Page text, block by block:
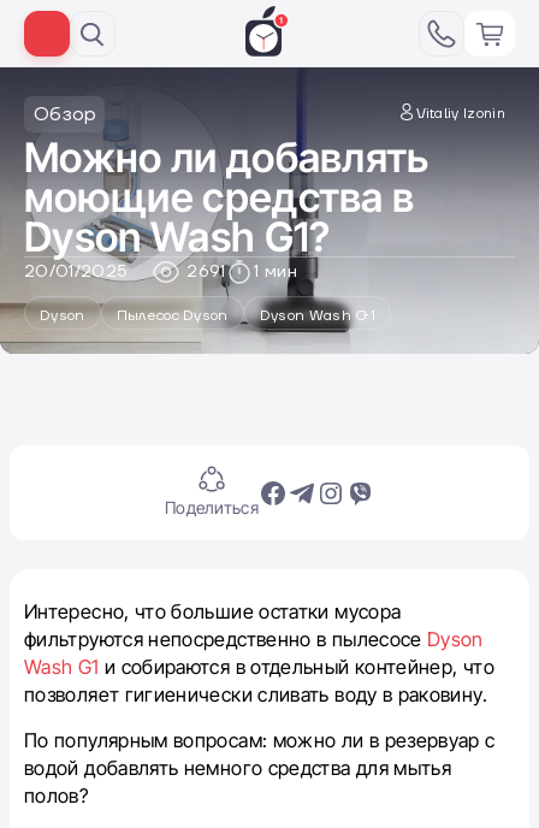
Обзор Vitaliy Izonin
Можно ли добавлять
моющие средства в
Dyson Wash G1?
20/01/2025 2691 1 мин
Dyson Пылесос Dyson Dyson Wash G1
Поделиться
Интересно, что большие остатки мусора
фильтруются непосредственно в пылесосе Dyson
Wash G1 и собираются в отдельный контейнер, что
позволяет гигиенически сливать воду в раковину.
По популярным вопросам: можно ли в резервуар с
водой добавлять немного средства для мытья
полов?